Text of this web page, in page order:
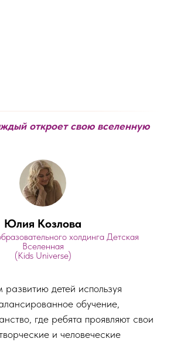
откроет свою вселенную
Юлия Козлова
холдинга Детская
Вселенная
(Kids Universe)
детей используя
обучение,
где ребята проявляют свои
и человеческие